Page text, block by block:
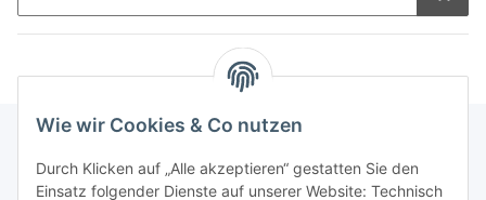
Wie wir Cookies & Co nutzen
Durch Klicken auf „Alle akzeptieren“ gestatten Sie den
Einsatz folgender Dienste auf unserer Website: Technisch
Schnellkauf